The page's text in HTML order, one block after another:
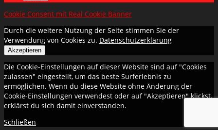
Cookie Consent mit Real Cookie Banner
Durch die weitere Nutzung der Seite stimmen Sie der
Verwendung von Cookies zu. Datenschutzerklärung
Akzeptieren
Die Cookie-Einstellungen auf dieser Website sind auf "Cookies
zulassen" eingestellt, um das beste Surferlebnis zu
ermöglichen. Wenn du diese Website ohne Änderung der
Cookie-Einstellungen verwendest oder auf "Akzeptieren" klickst,
erklärst du sich damit einverstanden.
Schließen